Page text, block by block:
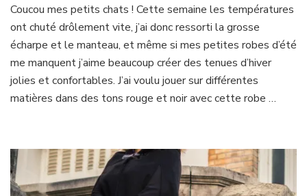
:
Rouge
hivernal
Coucou mes petits chats ! Cette semaine les températures
ont chuté drôlement vite, j’ai donc ressorti la grosse
écharpe et le manteau, et même si mes petites robes d’été
me manquent j’aime beaucoup créer des tenues d’hiver
jolies et confortables. J’ai voulu jouer sur différentes
matières dans des tons rouge et noir avec cette robe …